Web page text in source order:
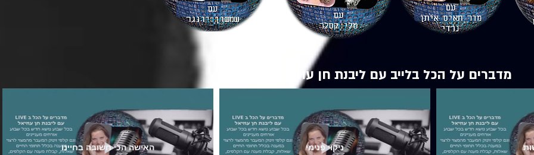
מדברים על הכל בלייב עם ליבנת חן עוזיאל
ניקוי פנימי האישה הכי חשובה בחיינו